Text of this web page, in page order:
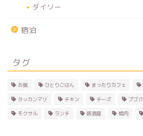
ダイソー
宿泊
タグ
お粥 ひとりごはん まったりカフェ
タッカンマリ チキン チーズ プゴク
モクサル ランチ 居酒屋 焼肉